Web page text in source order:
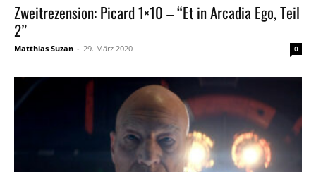
Zweitrezension: Picard 1×10 – “Et in Arcadia Ego, Teil
2”
Matthias Suzan - 29. März 2020 0